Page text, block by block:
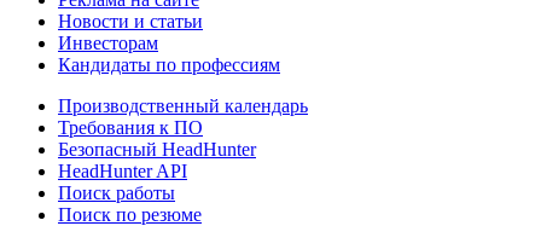
Новости и статьи
Инвесторам
Кандидаты по профессиям
Производственный календарь
Требования к ПО
Безопасный HeadHunter
HeadHunter API
Поиск работы
Поиск по резюме